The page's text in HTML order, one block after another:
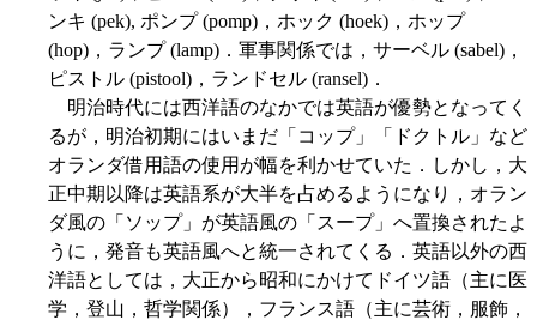
ンキ (pek), ポンプ (pomp)，ホック (hoek)，ホップ
(hop)，ランプ (lamp)．軍事関係では，サーベル (sabel)，
ピストル (pistool)，ランドセル (ransel)．
明治時代には西洋語のなかでは英語が優勢となってく
るが，明治初期にはいまだ「コップ」「ドクトル」など
オランダ借用語の使用が幅を利かせていた．しかし，大
正中期以降は英語系が大半を占めるようになり，オラン
ダ風の「ソップ」が英語風の「スープ」へ置換されたよ
うに，発音も英語風へと統一されてくる．英語以外の西
洋語としては，大正から昭和にかけてドイツ語（主に医
学，登山，哲学関係），フランス語（主に芸術，服飾，